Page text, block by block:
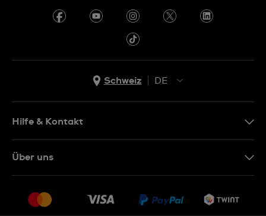
Schweiz
DE
IT
Hilfe & Kontakt
Rückgaberecht
Über uns
Jobs